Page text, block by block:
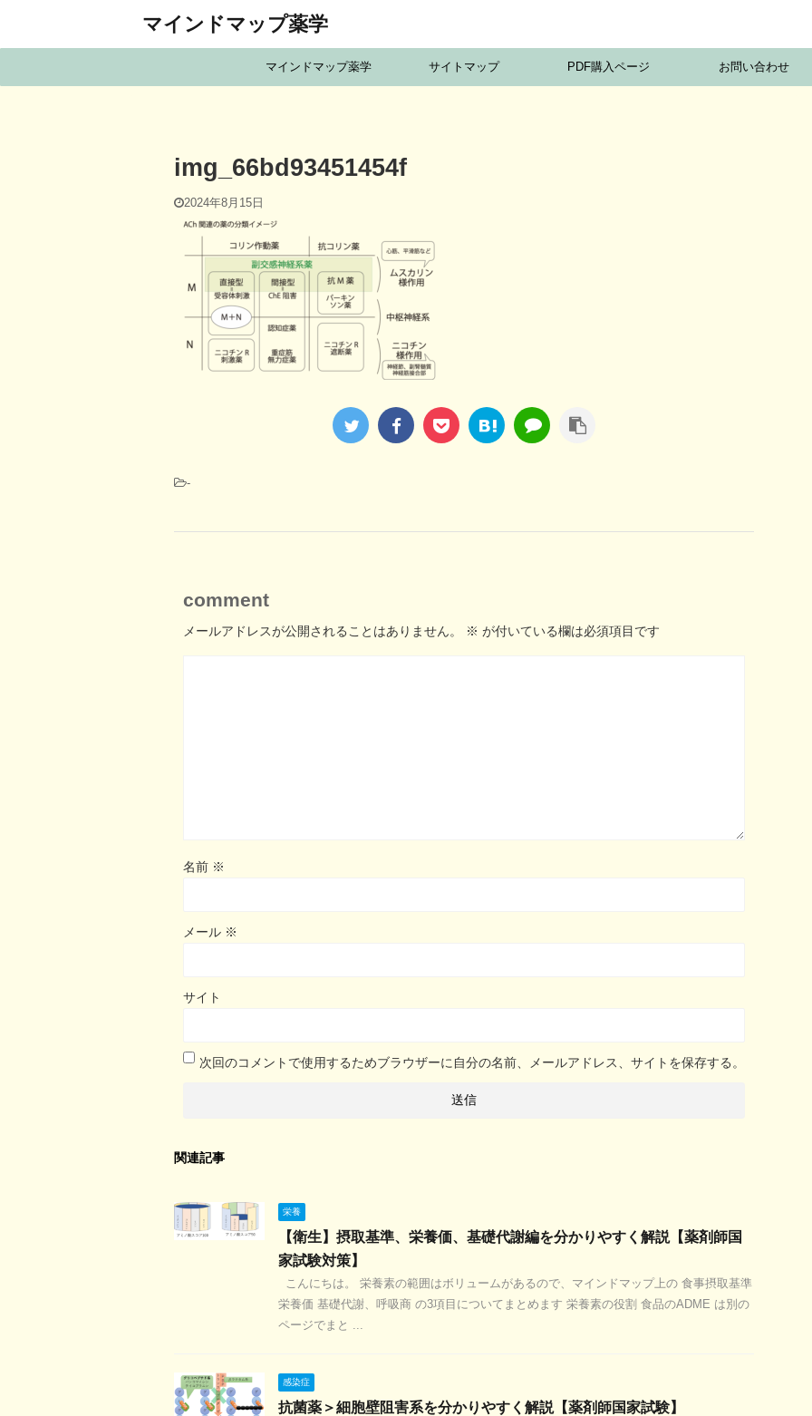
マインドマップ薬学
マインドマップ薬学 サイトマップ PDF購入ページ お問い合わせ
img_66bd93451454f
2024年8月15日
-
comment
メールアドレスが公開されることはありません。 ※ が付いている欄は必須項目です
名前 ※
メール ※
サイト
次回のコメントで使用するためブラウザーに自分の名前、メールアドレス、サイトを保存する。
関連記事
栄養
【衛生】摂取基準、栄養価、基礎代謝編を分かりやすく解説【薬剤師国
家試験対策】
こんにちは。 栄養素の範囲はボリュームがあるので、マインドマップ上の 食事摂取基準
栄養価 基礎代謝、呼吸商 の3項目についてまとめます 栄養素の役割 食品のADME は別の
ページでまと ...
感染症
抗菌薬＞細胞壁阻害系を分かりやすく解説【薬剤師国家試験】